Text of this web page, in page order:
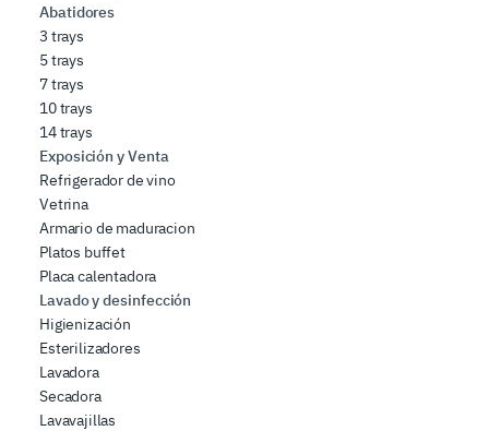
Abatidores
3 trays
5 trays
7 trays
10 trays
14 trays
Exposición y Venta
Refrigerador de vino
Vetrina
Armario de maduracion
Platos buffet
Placa calentadora
Lavado y desinfección
Higienización
Esterilizadores
Lavadora
Secadora
Lavavajillas